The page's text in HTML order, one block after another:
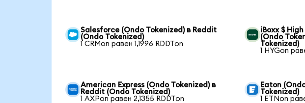
Salesforce (Ondo Tokenized) в Reddit
(Ondo Tokenized)
1 CRMon равен 1,1996 RDDTon
iBoxx $
(Ondo
Tokenized)
1 HYGon
American Express (Ondo Tokenized) в
Reddit (Ondo Tokenized)
1 AXPon равен 2,1355 RDDTon
Eaton
Tokenized)
1 ETNon